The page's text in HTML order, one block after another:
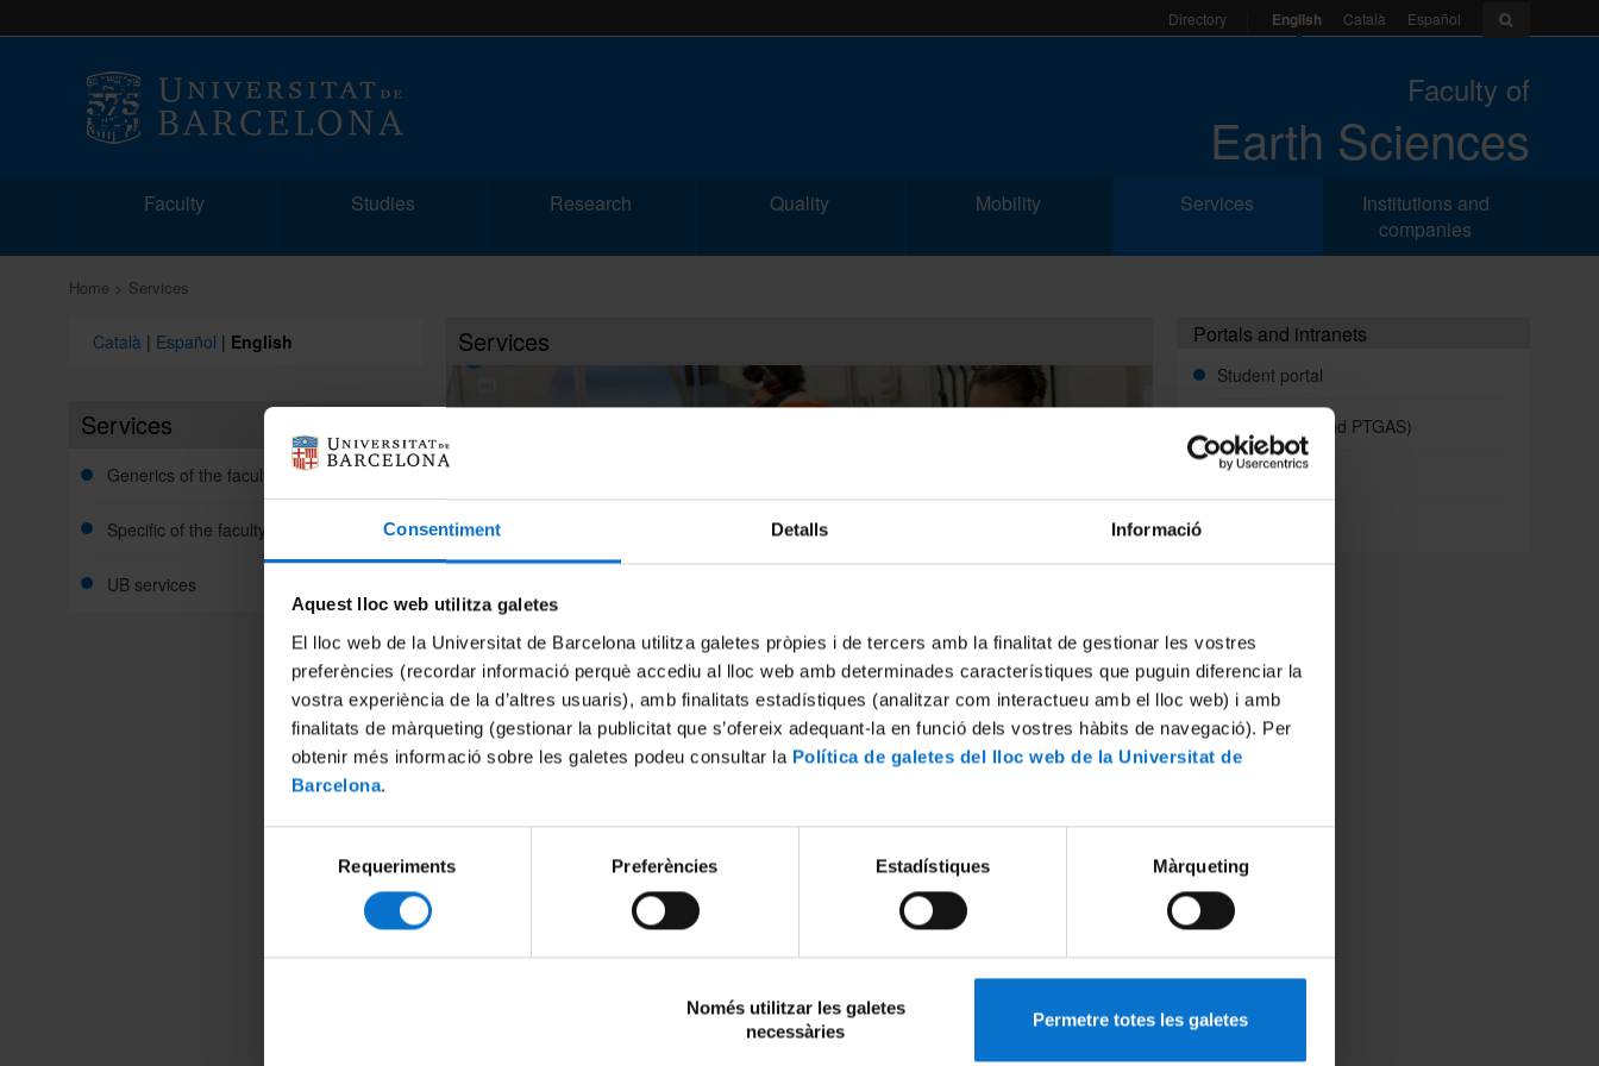
Consentiment Detalls Informació
Aquest lloc web utilitza galetes
El lloc web de la Universitat de Barcelona utilitza galetes pròpies i de tercers amb la finalitat de gestionar les vostres
preferències (recordar informació perquè accediu al lloc web amb determinades característiques que puguin diferenciar la
vostra experiència de la d’altres usuaris), amb finalitats estadístiques (analitzar com interactueu amb el lloc web) i amb
finalitats de màrqueting (gestionar la publicitat que s’ofereix adequant-la en funció dels vostres hàbits de navegació). Per
obtenir més informació sobre les galetes podeu consultar la Política de galetes del lloc web de la Universitat de
Barcelona.
consentiment
Requeriments Preferències Estadístiques Màrqueting
Només utilitzar les galetes
necessàries
Permetre totes les galetes
Directory English Català Español
Faculty of
Earth Sciences
Faculty Studies Research Quality Mobility Services
Institutions and
companies
Home Services
Català | Español | English
Services
Generics of the faculty
Specific of the faculty
UB services
Services
The Faculty of Earth Sciences and its departments offer a range of services and
facilities to support study, teaching and research, enabling the university community
and external companies and institutions to carry out their academic and research
activities in the best possible conditions.
Key facilities include the 3D computer rooms, equipped for the needs of students,
teaching staff and administrative staff, and the library, whose renowned collection
Ultra-clean room LIRA
the Sedimentology Laboratory and the Gem
Portals and intranets
Student portal
Intranet (PDI and PTGAS)
Campus Virtual